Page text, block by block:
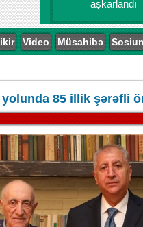
aşkarlandı
Video Müsahibə
85 illik şərəfli